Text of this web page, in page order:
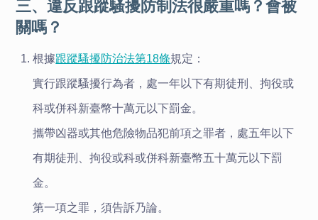
三、違反跟蹤騷擾防制法很嚴重嗎？會被
關嗎？
根據跟蹤騷擾防治法第18條規定：
實行跟蹤騷擾行為者，處一年以下有期徒刑、拘役或
科或併科新臺幣十萬元以下罰金。
攜帶凶器或其他危險物品犯前項之罪者，處五年以下
有期徒刑、拘役或科或併科新臺幣五十萬元以下罰
金。
第一項之罪，須告訴乃論。